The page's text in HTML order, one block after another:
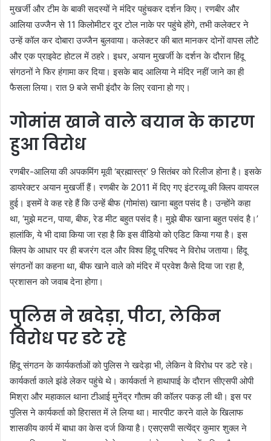
मुखर्जी और टीम के बाकी सदस्यों ने मंदिर पहुंचकर दर्शन किए। रणबीर और
आलिया उज्जैन से 11 किलोमीटर दूर टोल नाके पर पहुंचे होंगे, तभी कलेक्टर ने
उन्हें कॉल कर दोबारा उज्जैन बुलवाया। कलेक्टर की बात मानकर दोनों वापस लौटे
और एक प्राइवेट होटल में ठहरे। इधर, अयान मुखर्जी के दर्शन के दौरान हिंदू
संगठनों ने फिर हंगामा कर दिया। इसके बाद आलिया ने मंदिर नहीं जाने का ही
फैसला लिया। रात 9 बजे सभी इंदौर के लिए रवाना हो गए।
गोमांस खाने वाले बयान के कारण
हुआ विरोध
रणबीर-आलिया की अपकमिंग मूवी ‘ब्रह्मास्त्र’ 9 सितंबर को रिलीज होना है। इसके
डायरेक्टर अयान मुखर्जी हैं। रणबीर के 2011 में दिए गए इंटरव्यू की क्लिप वायरल
हुई। इसमें वे कह रहे हैं कि उन्हें बीफ (गोमांस) खाना बहुत पसंद है। उन्होंने कहा
था, ‘मुझे मटन, पाया, बीफ, रेड मीट बहुत पसंद है। मुझे बीफ खाना बहुत पसंद है।’
हालांकि, ये भी दावा किया जा रहा है कि इस वीडियो को एडिट किया गया है। इस
क्लिप के आधार पर ही बजरंग दल और विश्व हिंदू परिषद ने विरोध जताया। हिंदू
संगठनों का कहना था, बीफ खाने वाले को मंदिर में प्रवेश कैसे दिया जा रहा है,
प्रशासन को जवाब देना होगा।
पुलिस ने खदेड़ा, पीटा, लेकिन
विरोध पर डटे रहे
हिंदू संगठन के कार्यकर्ताओं को पुलिस ने खदेड़ा भी, लेकिन वे विरोध पर डटे रहे।
कार्यकर्ता काले झंडे लेकर पहुंचे थे। कार्यकर्ता ने हाथापाई के दौरान सीएसपी ओपी
मिश्रा और महाकाल थाना टीआई मुनेंद्र गौतम की कॉलर पकड़ ली थी। इस पर
पुलिस ने कार्यकर्ता को हिरासत में ले लिया था। मारपीट करने वाले के खिलाफ
शासकीय कार्य में बाधा का केस दर्ज किया है। एसएसपी सत्येंद्र कुमार शुक्ल ने